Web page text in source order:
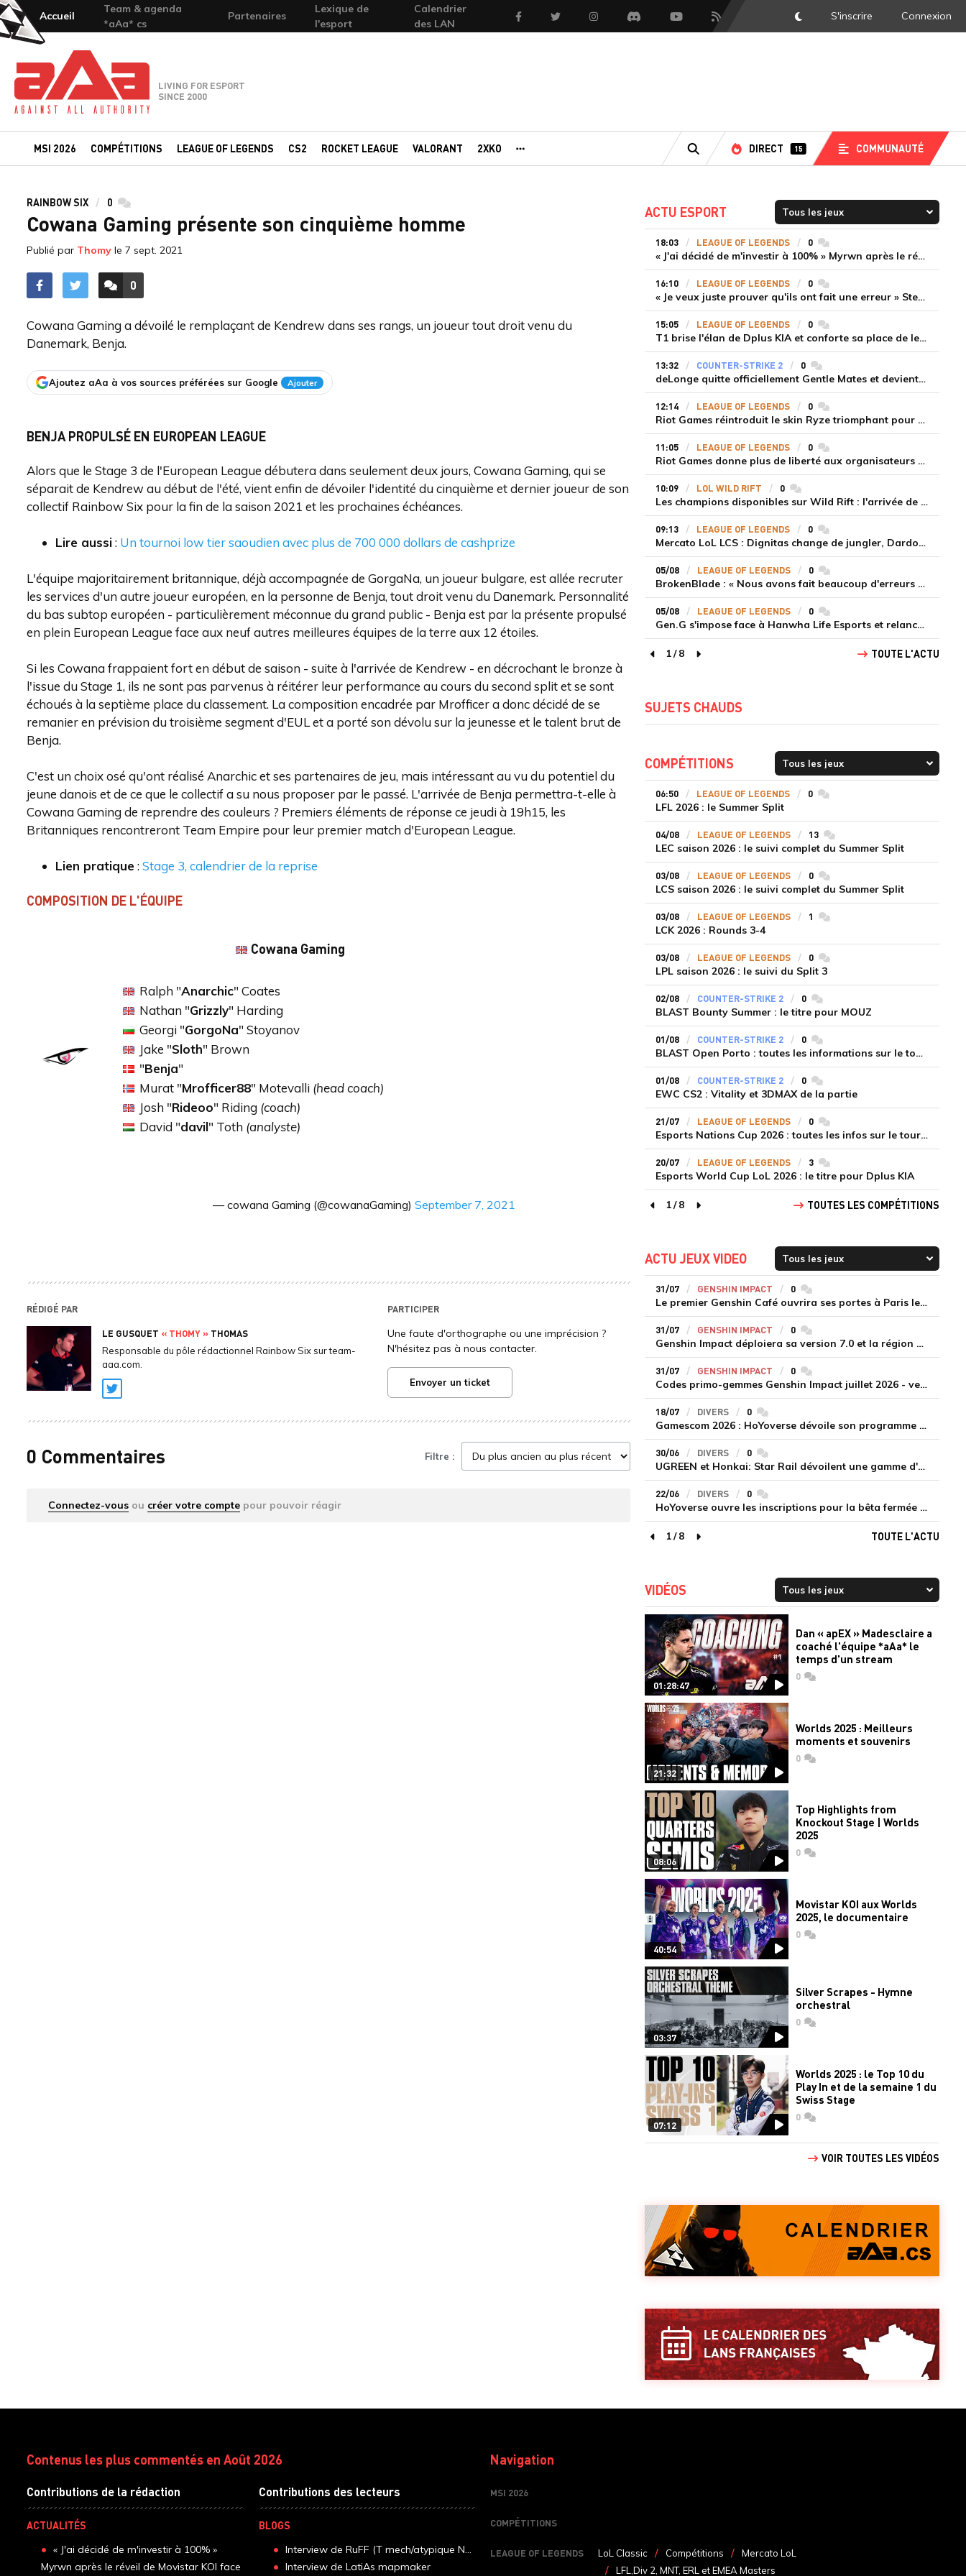
Accueil
Team & agenda
*aAa* cs
Partenaires
Lexique de
l'esport
Calendrier
des LAN
FacebookTwitter InstagramDiscord YoutubeFlux RSS DarkMode
S'inscrire Connexion
Team-aAa - against All authority
LIVING FOR ESPORT
SINCE 2000
MSI 2026 COMPÉTITIONS LEAGUE OF LEGENDS CS2 ROCKET LEAGUE VALORANT 2XKO
RECHERCHE
DIRECT 15 COMMUNAUTÉ
RAINBOW SIX 0 commentaires
Cowana Gaming présente son cinquième homme
Publié par Thomy le 7 sept. 2021
ACCÉDER AUX
0
COMMENTAIRES
Cowana Gaming a dévoilé le remplaçant de Kendrew dans ses rangs, un joueur tout droit venu du
Danemark, Benja.
Ajoutez aAa à vos sources préférées sur Google Ajouter
BENJA PROPULSÉ EN EUROPEAN LEAGUE
Alors que le Stage 3 de l'European League débutera dans seulement deux jours, Cowana Gaming, qui se
séparait de Kendrew au début de l'été, vient enfin de dévoiler l'identité du cinquième et dernier joueur de son
collectif Rainbow Six pour la fin de la saison 2021 et les prochaines échéances.
Lire aussi: Un tournoi low tier saoudien avec plus de 700 000 dollars de cashprize
L'équipe majoritairement britannique, déjà accompagnée de GorgaNa, un joueur bulgare, est allée recruter
les services d'un autre joueur européen, en la personne de Benja, tout droit venu du Danemark. Personnalité
du bas subtop européen - particulièrement méconnue du grand public - Benja est par la présente propulsé
en plein European League face aux neuf autres meilleures équipes de la terre aux 12 étoiles.
Si les Cowana frappaient fort en début de saison - suite à l'arrivée de Kendrew - en décrochant le bronze à
l'issue du Stage 1, ils ne sont pas parvenus à réitérer leur performance au cours du second split et se sont
échoués à la septième place du classement. La composition encadrée par Mrofficer a donc décidé de se
remanier en prévision du troisième segment d'EUL et a porté son dévolu sur la jeunesse et le talent brut de
Benja.
C'est un choix osé qu'ont réalisé Anarchic et ses partenaires de jeu, mais intéressant au vu du potentiel du
jeune danois et de ce que le collectif a su nous proposer par le passé. L'arrivée de Benja permettra-t-elle à
Cowana Gaming de reprendre des couleurs ? Premiers éléments de réponse ce jeudi à 19h15, les
Britanniques rencontreront Team Empire pour leur premier match d'European League.
Lien pratique:Stage 3, calendrier de la reprise
COMPOSITION DE L'ÉQUIPE
Cowana Gaming
Ralph "Anarchic" Coates
Nathan "Grizzly" Harding
Georgi "GorgoNa" Stoyanov
Jake "Sloth" Brown
"Benja"
Murat "Mrofficer88" Motevalli (head coach)
Josh "Rideoo" Riding (coach)
David "davil" Toth (analyste)
— cowana Gaming (@cowanaGaming)September 7, 2021
RÉDIGÉ PAR
LE GUSQUET « THOMY » THOMAS
Responsable du pôle rédactionnel Rainbow Six sur team-
aaa.com.
Twitter
PARTICIPER
Une faute d'orthographe ou une imprécision ?
N'hésitez pas à nous contacter.
Envoyer un ticket
0 Commentaires Filtre :
Connectez-vous ou créer votre compte pour pouvoir réagir
ACTU ESPORT
18:03 LEAGUE OF LEGENDS 0commentaires
« J'ai décidé de m'investir à 100% » Myrwn après le réveil de Movistar KOI face à Fnatic
16:10 LEAGUE OF LEGENDS 0commentaires
« Je veux juste prouver qu'ils ont fait une erreur » Stend se confie sur son mercato chaotique et ses ambitions avec Shifters
15:05 LEAGUE OF LEGENDS 0commentaires
T1 brise l'élan de Dplus KIA et conforte sa place de leader en LCK 2026 Rounds 3-4
13:32 COUNTER-STRIKE 2 0commentaires
deLonge quitte officiellement Gentle Mates et devient agent libre
12:14 LEAGUE OF LEGENDS 0commentaires
Riot Games réintroduit le skin Ryze triomphant pour récompenser la scène amateur
11:05 LEAGUE OF LEGENDS 0commentaires
Riot Games donne plus de liberté aux organisateurs de tournois locaux sur League of Legends
10:09 LOL WILD RIFT 0commentaires
Les champions disponibles sur Wild Rift : l'arrivée de Cho'Gath
09:13 LEAGUE OF LEGENDS 0commentaires
Mercato LoL LCS : Dignitas change de jungler, Dardoch fait son retour en LCS, eXyu annonce sa retraite
05/08 LEAGUE OF LEGENDS 0commentaires
BrokenBlade : « Nous avons fait beaucoup d'erreurs bêtes, mais une victoire reste une victoire et c'est une chose dont on peut se réjouir »
05/08 LEAGUE OF LEGENDS 0commentaires
Gen.G s'impose face à Hanwha Life Esports et relance sa dynamique en LCK
page précédente
1/8
page suivante
TOUTE L'ACTU
SUJETS CHAUDS
COMPÉTITIONS
06:50 LEAGUE OF LEGENDS 0commentaires
LFL 2026 : le Summer Split
04/08 LEAGUE OF LEGENDS 13commentaires
LEC saison 2026 : le suivi complet du Summer Split
03/08 LEAGUE OF LEGENDS 0commentaires
LCS saison 2026 : le suivi complet du Summer Split
03/08 LEAGUE OF LEGENDS 1 commentaires
LCK 2026 : Rounds 3-4
03/08 LEAGUE OF LEGENDS 0commentaires
LPL saison 2026 : le suivi du Split 3
02/08 COUNTER-STRIKE 2 0commentaires
BLAST Bounty Summer : le titre pour MOUZ
01/08 COUNTER-STRIKE 2 0commentaires
BLAST Open Porto : toutes les informations sur le tournoi
01/08 COUNTER-STRIKE 2 0commentaires
EWC CS2 : Vitality et 3DMAX de la partie
21/07 LEAGUE OF LEGENDS 0commentaires
Esports Nations Cup 2026 : toutes les infos sur le tournoi
20/07 LEAGUE OF LEGENDS 3commentaires
Esports World Cup LoL 2026 : le titre pour Dplus KIA
page précédente
1/8
page suivante
TOUTES LES COMPÉTITIONS
ACTU JEUX VIDEO
31/07 GENSHIN IMPACT 0commentaires
Le premier Genshin Café ouvrira ses portes à Paris le 14 août
31/07 GENSHIN IMPACT 0commentaires
Genshin Impact déploiera sa version 7.0 et la région de Snezhnaya le 12 août
31/07 GENSHIN IMPACT 0commentaires
Codes primo-gemmes Genshin Impact juillet 2026 - version 7.0
18/07 DIVERS 0commentaires
Gamescom 2026 : HoYoverse dévoile son programme et présente deux nouveaux jeux inédits
30/06 DIVERS 0commentaires
UGREEN et Honkai: Star Rail dévoilent une gamme d'accessoires de recharge en édition limitée
22/06 DIVERS 0commentaires
HoYoverse ouvre les inscriptions pour la bêta fermée de Honkai : Nexus Anima
page précédente
1/8
page suivante
TOUTE L'ACTU
VIDÉOS
01:28:47
Dan « apEX » Madesclaire a
coaché l'équipe *aAa* le
temps d'un stream
0commentaires
21:32
Worlds 2025 : Meilleurs
moments et souvenirs
0commentaires
08:06
Top Highlights from
Knockout Stage | Worlds
2025
0commentaires
40:54
Movistar KOI aux Worlds
2025, le documentaire
0commentaires
03:37
Silver Scrapes - Hymne
orchestral
0commentaires
07:12
Worlds 2025 : le Top 10 du
Play In et de la semaine 1 du
Swiss Stage
0commentaires
VOIR TOUTES LES VIDÉOS
Contenus les plus commentés en Août 2026
Contributions de la rédaction
ACTUALITÉS
« J'ai décidé de m'investir à 100% »
Myrwn après le réveil de Movistar KOI face
Contributions des lecteurs
BLOGS
Interview de RuFF (T mech/atypique N...
Interview de LatiAs mapmaker
Navigation
MSI 2026
COMPÉTITIONS
LEAGUE OF LEGENDS LoL Classic Compétitions
Mercato LoL
LFL,Div 2, MNT, ERL et EMEA Masters